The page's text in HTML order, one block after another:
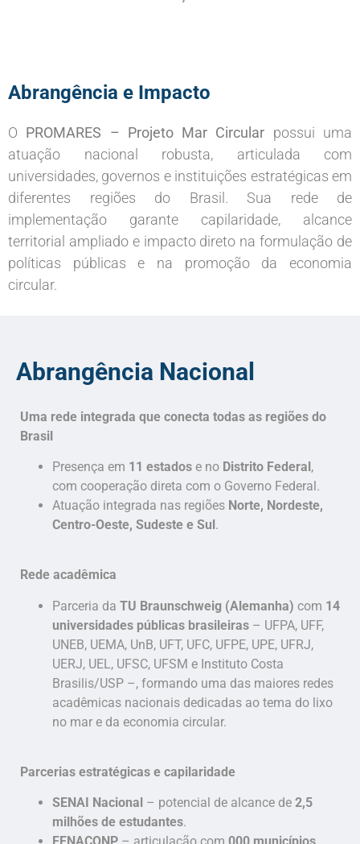
Abrangência e Impacto
O PROMARES – Projeto Mar Circular possui uma
atuação nacional robusta, articulada com
universidades, governos e instituições estratégicas em
diferentes regiões do Brasil. Sua rede de
implementação garante capilaridade, alcance
territorial ampliado e impacto direto na formulação de
políticas públicas e na promoção da economia
circular.
Abrangência Nacional
Uma rede integrada que conecta todas as regiões do
Brasil
Presença em 11 estados e no Distrito Federal,
com cooperação direta com o Governo Federal.
Atuação integrada nas regiões Norte, Nordeste,
Centro-Oeste, Sudeste e Sul.
Rede acadêmica
Parceria da TU Braunschweig (Alemanha) com 14
universidades públicas brasileiras – UFPA, UFF,
UNEB, UEMA, UnB, UFT, UFC, UFPE, UPE, UFRJ,
UERJ, UEL, UFSC, UFSM e Instituto Costa
Brasilis/USP –, formando uma das maiores redes
acadêmicas nacionais dedicadas ao tema do lixo
no mar e da economia circular.
Parcerias estratégicas e capilaridade
SENAI Nacional – potencial de alcance de 2,5
milhões de estudantes.